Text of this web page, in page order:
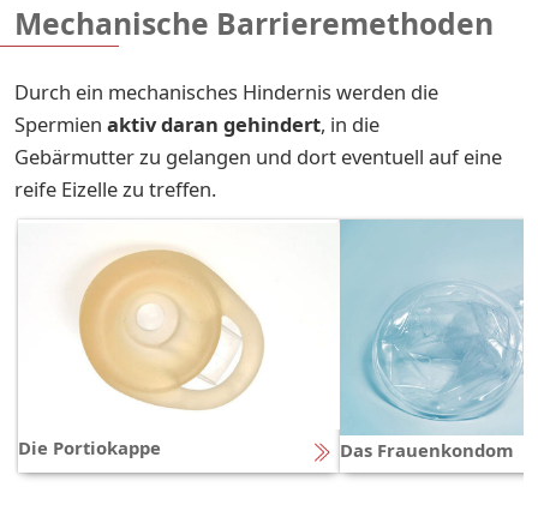
Mechanische Barrieremethoden
Durch ein mechanisches Hindernis werden die
Spermien aktiv daran gehindert, in die
Gebärmutter zu gelangen und dort eventuell auf eine
reife Eizelle zu treffen.
Die Portiokappe Das Frauenkondom